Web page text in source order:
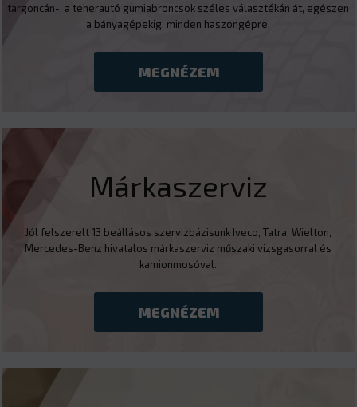
targoncán-, a teherautó gumiabroncsok széles választékán át, egészen
a bányagépekig, minden haszongépre.
MEGNÉZEM
Márkaszerviz
Jól felszerelt 13 beállásos szervizbázisunk Iveco, Tatra, Wielton,
Mercedes-Benz hivatalos márkaszerviz műszaki vizsgasorral és
kamionmosóval.
MEGNÉZEM